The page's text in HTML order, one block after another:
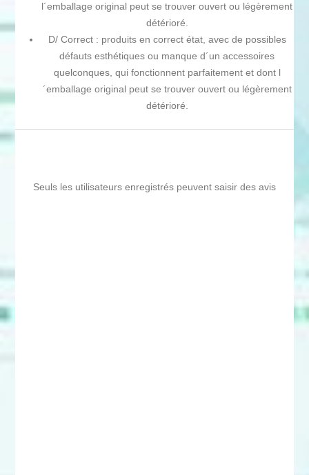
l´emballage original peut se trouver ouvert ou légèrement
détérioré.
D/ Correct : produits en correct état, avec de possibles
défauts esthétiques ou manque d´un accessoires
quelconques, qui fonctionnent parfaitement et dont l
´emballage original peut se trouver ouvert ou légèrement
détérioré.
Seuls les utilisateurs enregistrés peuvent saisir des avis